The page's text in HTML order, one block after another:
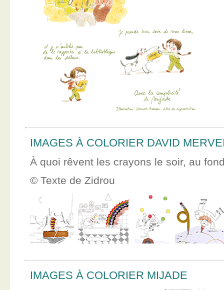
IMAGES À COLORIER DAVID
À quoi rêvent les crayons le soir, au
© Texte de Zidrou
IMAGES À COLORIER MIJADE